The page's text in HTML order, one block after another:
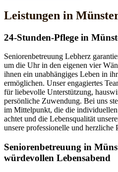
Leistungen in
24-Stunden-Pflege in
Seniorenbetreuung Lebherz
um die Uhr in den eigenen vier
ihnen ein unabhängiges Leben in
ermöglichen. Unser engagiertes
für liebevolle Unterstützung,
persönliche Zuwendung. Bei uns
im Mittelpunkt, die die
achtet und die Lebensqualität
unsere professionelle und herzliche
Senioren­betreuung in
würdevollen Lebensabend